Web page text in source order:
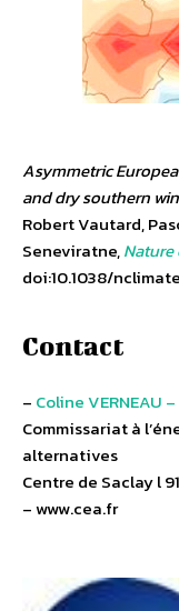
Asymmetric
and dry southern
Robert Vautard,
Seneviratne,Nature
doi:10.1038/
Contact
– Coline VERNEAU –
Commissariat à
alternatives
Centre de Saclay l
– www.cea.fr